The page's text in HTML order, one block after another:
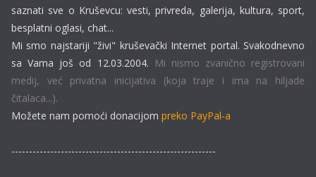
saznati sve o Kruševcu: vesti, privreda, galerija, kultura, sport,
besplatni oglasi, chat...
Mi smo najstariji "živi" kruševački Internet portal. Svakodnevno
sa Vama još od 12.03.2004. Mi nismo zvanično registrovani
medij, već privatna inicijativa (koja traje i ima na hiljade
čitalaca...).
Možete nam pomoći donacijom preko PayPal-a
----------------------------------------------------------